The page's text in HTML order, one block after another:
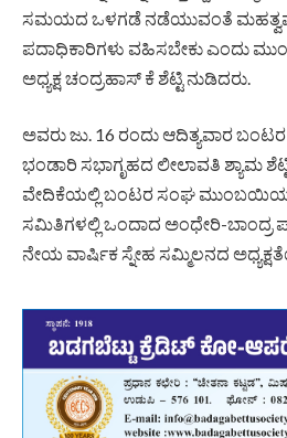
ಸಮಯದ ಒಳಗಡೆ ನಡೆಯುವಂತೆ
ಪದಾಧಿಕಾರಿಗಳು ವಹಿಸಬೇಕು ಎಂದು
ಅಧ್ಯಕ್ಷ ಚಂದ್ರಹಾಸ್ ಕೆ ಶೆಟ್ಟಿ ನುಡಿದರು.
ಅವರು ಜು. 16 ರಂದು ಆದಿತ್ಯವಾರ
ಭಂಡಾರಿ ಸಭಾಗೃಹದ ಲೀಲಾವತಿ ಶ್ಯಾಮ
ವೇದಿಕೆಯಲ್ಲಿ ಬಂಟರ ಸಂಘ ಮುಂಬಯಿಯ
ಸಮಿತಿಗಳಲ್ಲಿ ಒಂದಾದ ಅಂಧೇರಿ-ಬಾಂದ್ರ
ನೇಯ ವಾರ್ಷಿಕ ಸ್ನೇಹ ಸಮ್ಮಿಲನದ